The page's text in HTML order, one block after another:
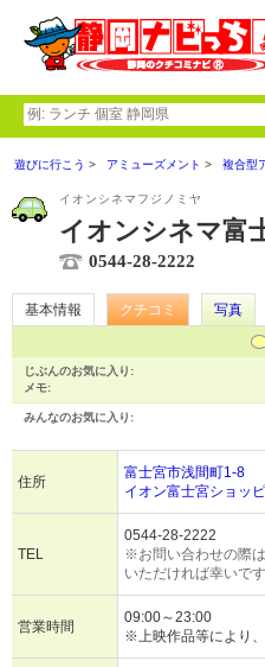
遊びに行こう アミューズメント 複合型
イオンシネマフジノミヤ
イオンシネマ富
0544-28-2222
基本情報 クチコミ 写真
じぶんのお気に入り:
メモ:
みんなのお気に入り:
住所
富士宮市浅間町1-8
イオン富士宮ショッ
TEL
0544-28-2222
※お問い合わせの際
いただければ幸いです
営業時間
09:00～23:00
※上映作品等により